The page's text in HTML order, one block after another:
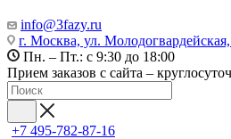
info@3fazy.ru
г. Москва, ул.
Пн. – Пт.: с 9:30 до 18:00
Прием заказов с сайта –
+7 495-782-87-16